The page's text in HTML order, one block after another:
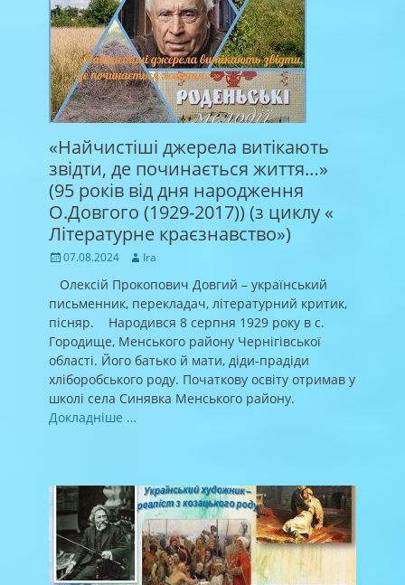
«Найчистіші джерела витікають
звідти, де починається життя…»
(95 років від дня народження
О.Довгого (1929-2017)) (з циклу «
Літературне краєзнавство»)
Posted
07.08.2024 Author
Ira
Олексій Прокопович Довгий – український
письменник, перекладач, літературний критик,
пісняр. Народився 8 серпня 1929 року в с.
Городище, Менського району Чернігівської
області. Його батько й мати, діди-прадіди
хліборобського роду. Початкову освіту отримав у
школі села Синявка Менського району.
Докладніше …